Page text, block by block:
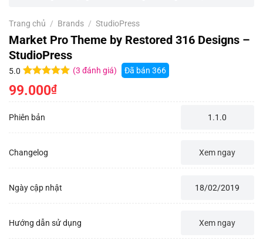
Trang chủ / Brands / StudioPress
Market Pro Theme by Restored 316 Designs –
StudioPress
5.0
5.0 trên 5
dựa trên
(3 đánh giá) Đã bán 366
99.000₫
Phiên bản 1.1.0
Changelog Xem ngay
Ngày cập nhật 18/02/2019
Hướng dẫn sử dụng Xem ngay